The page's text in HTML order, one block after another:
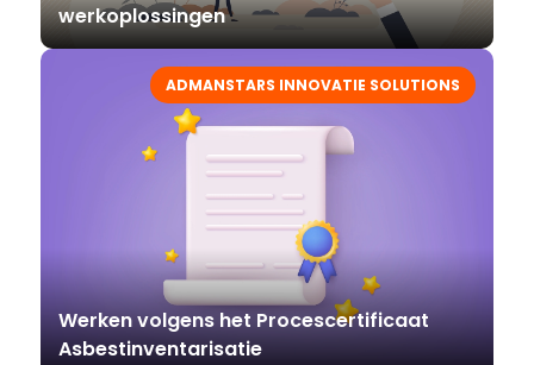
werkoplossingen
ADMANSTARS INNOVATIE SOLUTIONS
Werken volgens het Procescertificaat
Asbestinventarisatie